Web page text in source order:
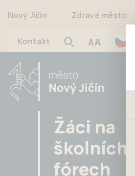
Nový Jičín Zdravé město
Kontakt AA
Žáci na
školních
fórech